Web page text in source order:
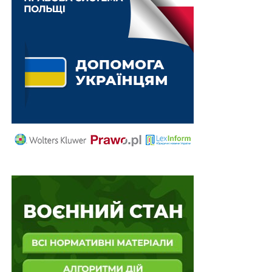
продане без згоди власника до винесення
обвинувального вироку суду
Однак судова практика використовує термін, що геть
відсікає правила про добросовісного набувача: особа
має проявляти «розумну обачність», тобто у своїх
практика поширює також і на ті випадки, коли
набувачем, той згодом продає, а добросовісний
набувач отримує таке майно і його права знову
визнаються державою. В одній із судових постанов,
які формують судову практику по цій проблемі,
зазначено: «державна реєстрація права за певною